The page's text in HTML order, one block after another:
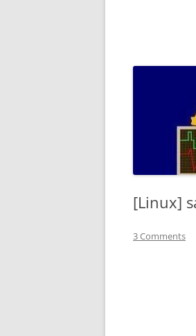
[Linux]
3 Comments